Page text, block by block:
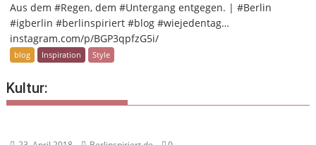
Aus dem #Regen, dem #Untergang entgegen. | #Berlin
#igberlin #berlinspiriert #blog #wiejedentag…
instagram.com/p/BGP3qpfzG5i/
blog Inspiration Style
Kultur: